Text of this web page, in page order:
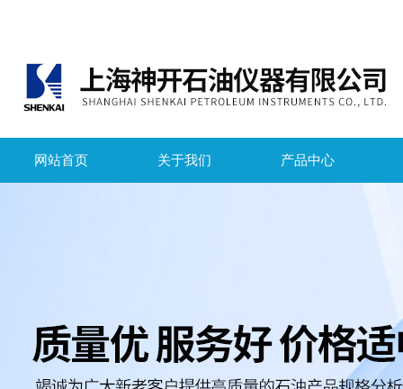
网站首页 关于我们 产品中心